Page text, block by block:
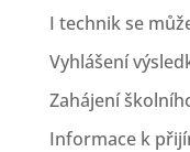
I technik se
Vyhlášení
Zahájení
Informace k